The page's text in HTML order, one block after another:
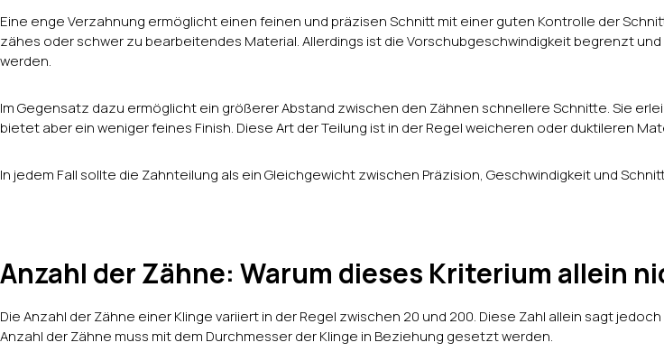
Eine enge Verzahnung ermöglicht einen feinen und präzisen Schnitt mit einer guten Kontrolle der
zähes oder schwer zu bearbeitendes Material. Allerdings ist die Vorschubgeschwindigkeit begrenzt
werden.
Im Gegensatz dazu ermöglicht ein größerer Abstand zwischen den Zähnen schnellere Schnitte. Sie
bietet aber ein weniger feines Finish. Diese Art der Teilung ist in der Regel weicheren oder duktileren
In jedem Fall sollte die Zahnteilung als ein Gleichgewicht zwischen Präzision, Geschwindigkeit und
Anzahl der Zähne: Warum dieses Kriterium allein
Die Anzahl der Zähne einer Klinge variiert in der Regel zwischen 20 und 200. Diese Zahl allein sagt
Anzahl der Zähne muss mit dem Durchmesser der Klinge in Beziehung gesetzt werden.